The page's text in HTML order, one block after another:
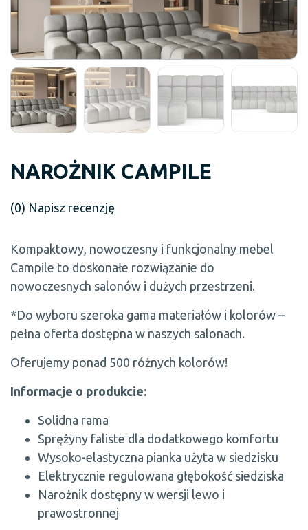
NAROŻNIK CAMPILE
(0) Napisz recenzję
Kompaktowy, nowoczesny i funkcjonalny mebel
Campile to doskonałe rozwiązanie do
nowoczesnych salonów i dużych przestrzeni.
*Do wyboru szeroka gama materiałów i kolorów –
pełna oferta dostępna w naszych salonach.
Oferujemy ponad 500 różnych kolorów!
Informacje o produkcie:
Solidna rama
Sprężyny faliste dla dodatkowego komfortu
Wysoko-elastyczna pianka użyta w siedzisku
Elektrycznie regulowana głębokość siedziska
Narożnik dostępny w wersji lewo i
prawostronnej